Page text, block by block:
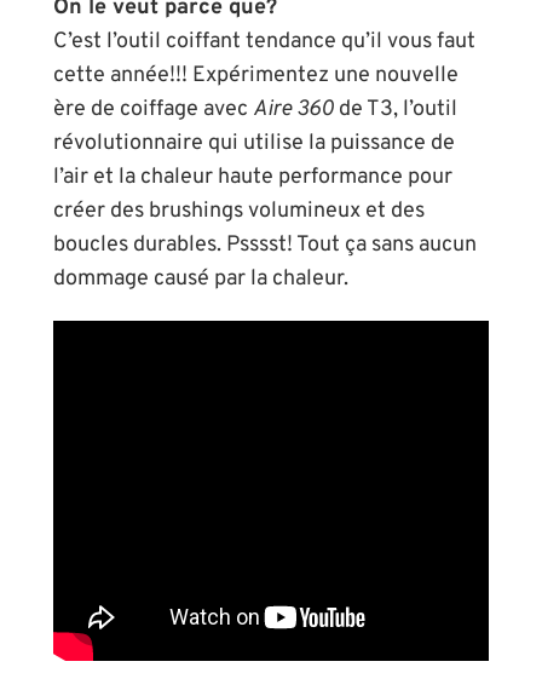
On le veut parce que?
C’est l’outil coiffant tendance qu’il vous faut
cette année!!! Expérimentez une nouvelle
ère de coiffage avec Aire 360 de T3, l’outil
révolutionnaire qui utilise la puissance de
l’air et la chaleur haute performance pour
créer des brushings volumineux et des
boucles durables. Psssst! Tout ça sans aucun
dommage causé par la chaleur.